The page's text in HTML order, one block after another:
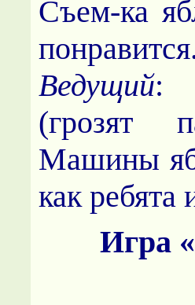
Съем-ка
Ведущий:
(грозят
Машины
как ребята
Игра